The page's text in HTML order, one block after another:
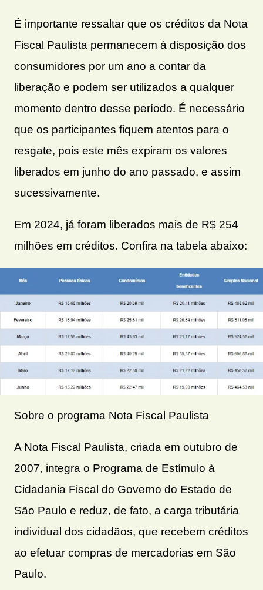
É importante ressaltar que os créditos da Nota
Fiscal Paulista permanecem à disposição dos
consumidores por um ano a contar da
liberação e podem ser utilizados a qualquer
momento dentro desse período. É necessário
que os participantes fiquem atentos para o
resgate, pois este mês expiram os valores
liberados em junho do ano passado, e assim
sucessivamente.
Em 2024, já foram liberados mais de R$ 254
milhões em créditos. Confira na tabela abaixo:
Sobre o programa Nota Fiscal Paulista​​
A Nota Fiscal Paulista, criada em outubro de
2007, integra o Programa de Estímulo à
Cidadania Fiscal do Governo do Estado de
São Paulo e reduz, de fato, a carga tributária
individual dos cidadãos, que recebem créditos
ao efetuar compras de mercadorias em São
Paulo.